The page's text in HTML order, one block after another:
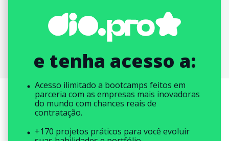
e tenha acesso a:
Acesso ilimitado a bootcamps feitos em
parceria com as empresas mais inovadoras
do mundo com chances reais de
contratação.
+170 projetos práticos para você evoluir